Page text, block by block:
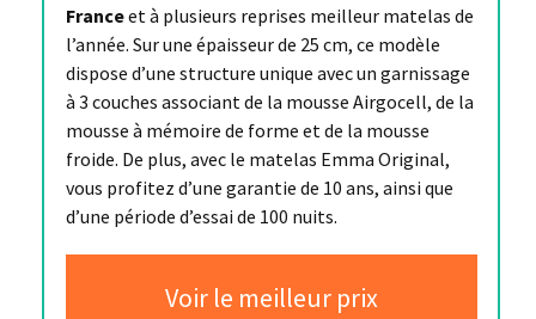
Franceet à plusieurs reprises meilleur matelas de
l’année. Sur une épaisseur de 25 cm, ce modèle
dispose d’une structure unique avec un garnissage
à 3 couches associant de la mousse Airgocell, de la
mousse à mémoire de forme et de la mousse
froide. De plus, avec le matelas Emma Original,
vous profitez d’une garantie de 10 ans, ainsi que
d’une période d’essai de 100 nuits.
Voir le meilleur prix